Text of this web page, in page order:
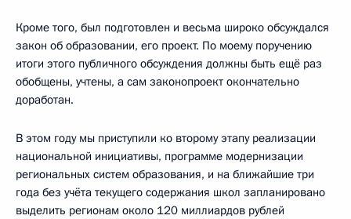
Кроме того, был подготовлен и весьма широко обсуждался
закон об образовании, его проект. По моему поручению
итоги этого публичного обсуждения должны быть ещё раз
обобщены, учтены, а сам законопроект окончательно
доработан.
В этом году мы приступили ко второму этапу реализации
национальной инициативы, программе модернизации
региональных систем образования, и на ближайшие три
года без учёта текущего содержания школ запланировано
выделить регионам около 120 миллиардов рублей